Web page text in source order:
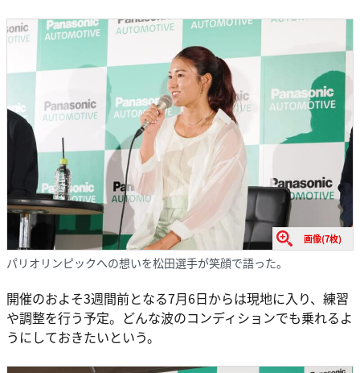
画像(7枚)
パリオリンピックへの想いを松田選手が笑顔で語った。
開催のおよそ3週間前となる7月6日からは現地に入り、練習
や調整を行う予定。どんな波のコンディションでも乗れるよ
うにしておきたいという。